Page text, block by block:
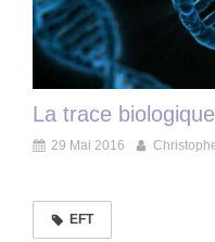
La trace
29 Mai 2016
EFT